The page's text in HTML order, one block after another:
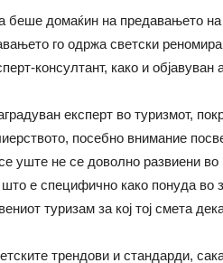
беше домаќин на предавањето на
го одржа светски
консултант, како и
експерт во туризмот,
посебно внимание
уште не се доволно развиени
е специфично како понуда во
туризам за кој тој смета
трендови и стандарди,